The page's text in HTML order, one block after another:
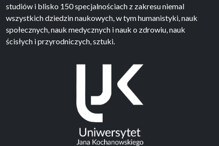
studiów i blisko 150 specjalnościach z zakresu niemal
wszystkich dziedzin naukowych, w tym humanistyki, nauk
społecznych, nauk medycznych i nauk o zdrowiu, nauk
ścisłych i przyrodniczych, sztuki.